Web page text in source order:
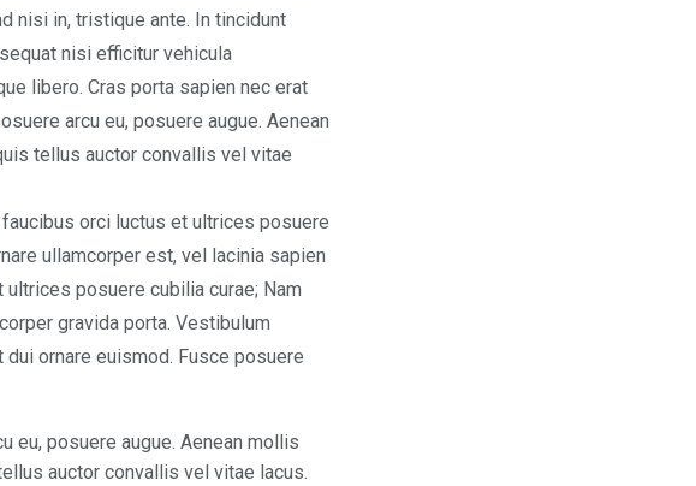
nisi in, tristique ante. In tincidunt
nisi efficitur vehicula
libero. Cras porta sapien nec erat
arcu eu, posuere augue. Aenean
tellus auctor convallis vel vitae
orci luctus et ultrices posuere
ullamcorper est, vel lacinia sapien
posuere cubilia curae; Nam
gravida porta. Vestibulum
ornare euismod. Fusce posuere
eu, posuere augue. Aenean mollis
auctor convallis vel vitae lacus.